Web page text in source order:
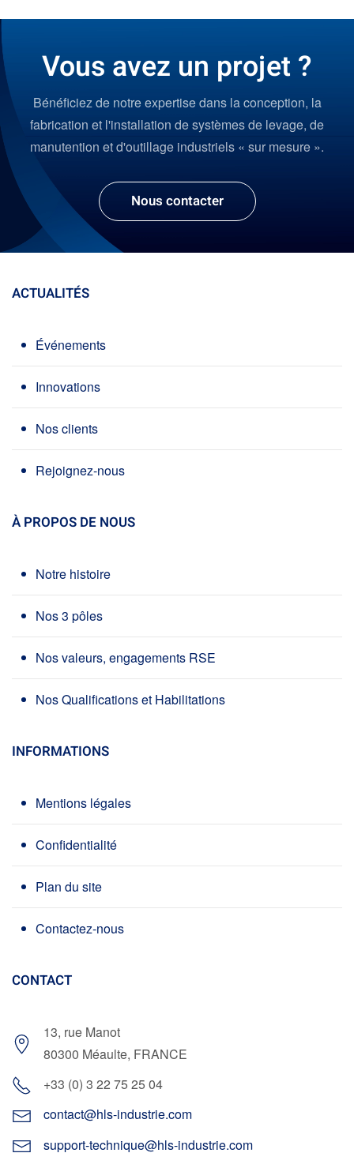
Vous avez un projet ?
Bénéficiez de notre expertise dans la conception, la
fabrication et l'installation de systèmes de levage, de
manutention et d'outillage industriels « sur mesure ».
Nous contacter
ACTUALITÉS
Événements
Innovations
Nos clients
Rejoignez-nous
À PROPOS DE NOUS
Notre histoire
Nos 3 pôles
Nos valeurs, engagements RSE
Nos Qualifications et Habilitations
INFORMATIONS
Mentions légales
Confidentialité
Plan du site
Contactez-nous
CONTACT
13, rue Manot
80300 Méaulte, FRANCE
+33 (0) 3 22 75 25 04
contact@hls-industrie.com
support-technique@hls-industrie.com